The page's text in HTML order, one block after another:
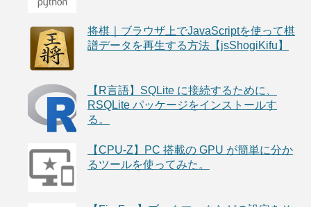
将棋｜ブラウザ上でJavaScriptを使って棋
譜データを再生する方法【jsShogiKifu】
【R言語】SQLite に接続するために、
RSQLite パッケージをインストールす
る。
【CPU-Z】PC 搭載の GPU が簡単に分か
るツールを使ってみた。